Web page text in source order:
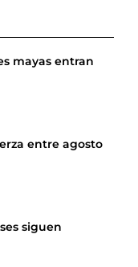
mayas entran
entre agosto
siguen